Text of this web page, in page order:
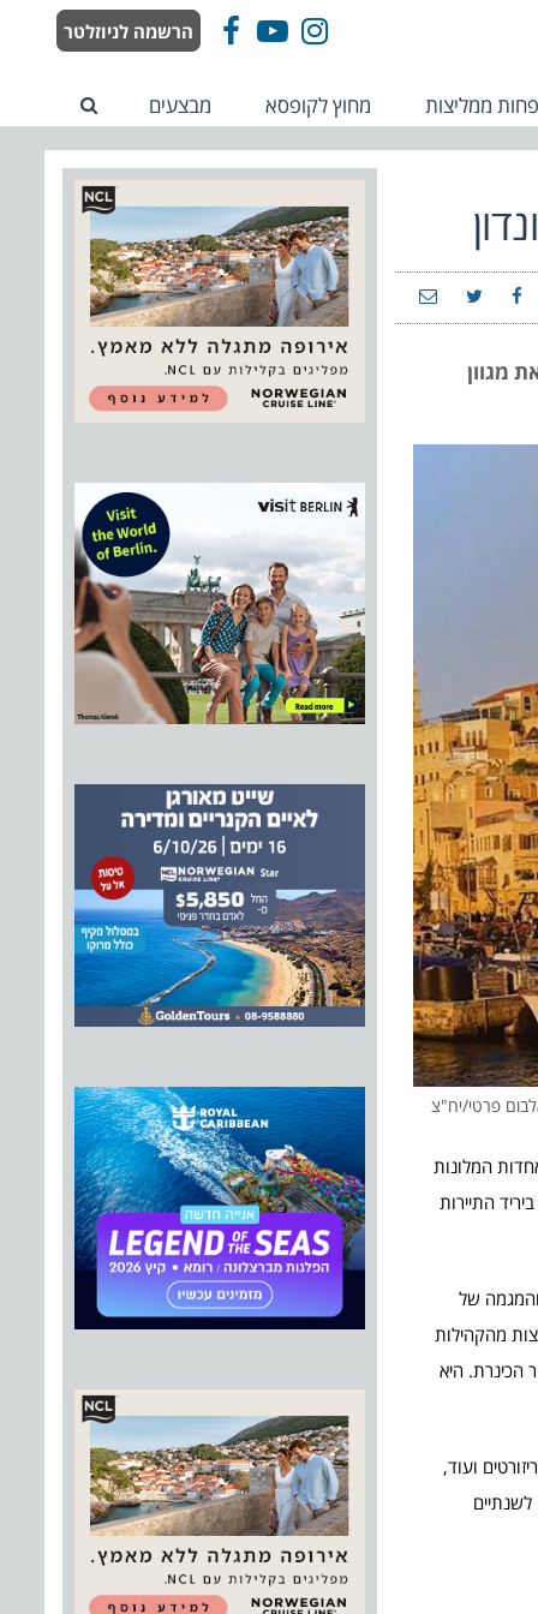
FacebookYouTube
Instagram הרשמה לניוזלטר
ממליצות מחוץ לקופסא מבצעים
מגוון
המלונות
התיירות
והמגמה של
מהקהילות
הכינרת. היא
ריזורטים ועוד,
לשנתיים